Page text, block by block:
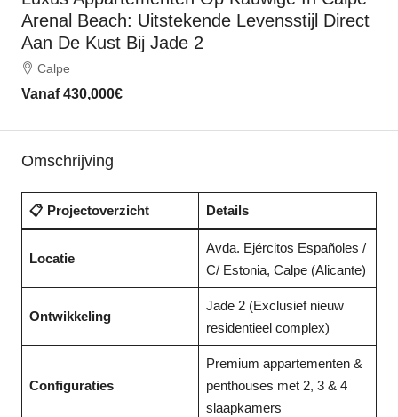
Arenal Beach: Uitstekende Levensstijl Direct
Aan De Kust Bij Jade 2
Calpe
Vanaf430,000€
Omschrijving
📋 Projectoverzicht Details
Locatie
Avda. Ejércitos Españoles /
C/ Estonia, Calpe (Alicante)
Ontwikkeling
Jade 2 (Exclusief nieuw
residentieel complex)
Configuraties
Premium appartementen &
penthouses met 2, 3 & 4
slaapkamers